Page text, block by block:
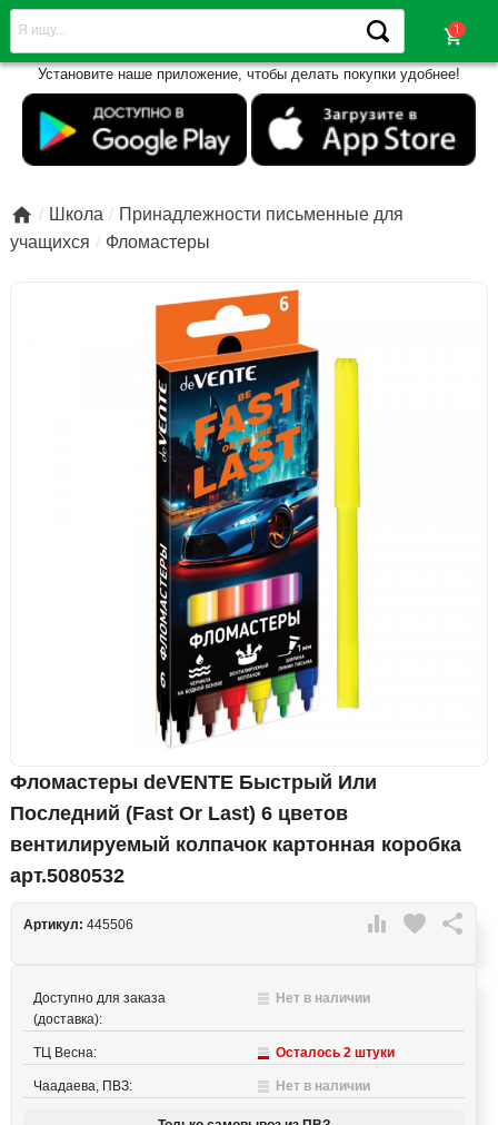
shopping_cart
Установите наше приложение, чтобы делать покупки удобнее!
 Школа
Принадлежности письменные для
учащихся
Фломастеры
Фломастеры deVENTE Быстрый Или
Последний (Fast Or Last) 6 цветов
вентилируемый колпачок картонная коробка
арт.5080532
 favorite 
Артикул: 445506
Доступно для заказа
(доставка):
Нет в наличии
ТЦ Весна: Осталось 2 штуки
Чаадаева, ПВЗ: Нет в наличии